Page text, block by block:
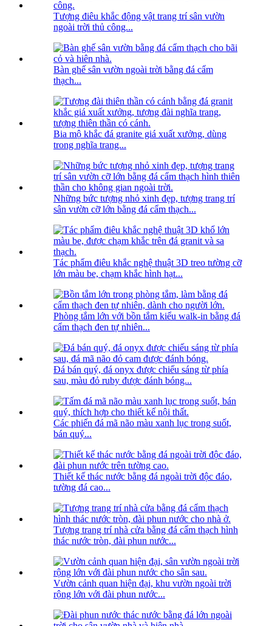
Tượng điêu khắc động vật trang trí sân vườn
ngoài trời thủ công...
Bàn ghế sân vườn ngoài trời bằng đá cẩm
thạch...
Bia mộ khắc đá granite giá xuất xưởng, dùng
trong nghĩa trang...
Những bức tượng nhỏ xinh đẹp, tượng trang trí
sân vườn cỡ lớn bằng đá cẩm thạch...
Tác phẩm điêu khắc nghệ thuật 3D treo tường cỡ
lớn màu be, chạm khắc hình hạt...
Phòng tắm lớn với bồn tắm kiểu walk-in bằng đá
cẩm thạch đen tự nhiên...
Đá bán quý, đá onyx được chiếu sáng từ phía
sau, màu đỏ ruby ​​được đánh bóng...
Các phiến đá mã não màu xanh lục trong suốt,
bán quý...
Thiết kế thác nước bằng đá ngoài trời độc đáo,
tường đá cao...
Tượng trang trí nhà cửa bằng đá cẩm thạch hình
thác nước tròn, đài phun nước...
Vườn cảnh quan hiện đại, khu vườn ngoài trời
rộng lớn với đài phun nước...